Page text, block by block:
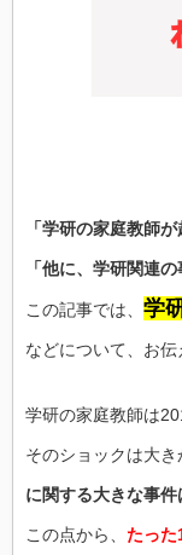
「学研の家庭教師
「他に、学研関連
この記事では、 学
などについて、お伝
学研の家庭教師は
そのショックは大き
に関する大きな事件
この点から、 たった